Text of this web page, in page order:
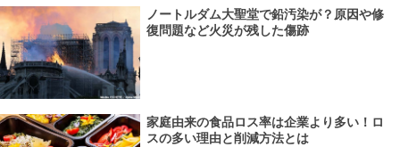
ノートルダム大聖堂で鉛汚染が？原因や修
復問題など火災が残した傷跡
家庭由来の食品ロス率は企業より多い！ロ
スの多い理由と削減方法とは